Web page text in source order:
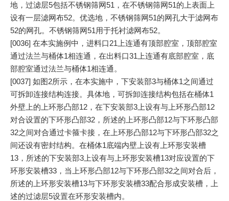
地，过滤层5包括不锈钢筛网51，在不锈钢筛网51的上表面上
设有一层滤网布52。优选地，不锈钢筛网51的网孔大于滤网布
52的网孔。不锈钢筛网51用于托衬滤网布52。
[0036] 在本实施例中，进料口21上连通有顶部腔室，顶部腔室
通过法兰与桶体1相连通，在出料口31上连通有底部腔室，底
部腔室通过法兰与桶体1相连通。
[0037] 如图2所示，在本实施中，下安装部3与桶体1之间通过
可拆卸连接结构连接。具体地，可拆卸连接结构包括在桶体1
外壁上的上环形凸部12，在下安装部3上设有与上环形凸部12
对合设置的下环形凸部32，所述的上环形凸部12与下环形凸部
32之间对合通过卡箍卡接，在上环形凸部12与下环形凸部32之
间还设有密封结构。在桶体1底端内壁上设有上环形安装槽
13，所述的下安装部3上设有与上环形安装槽13对应设置的下
环形安装槽33，当上环形凸部12与下环形凸部32之间对合后，
所述的上环形安装槽13与下环形安装槽33配合形成安装槽，上
述的过滤层5设置在环形安装槽内。